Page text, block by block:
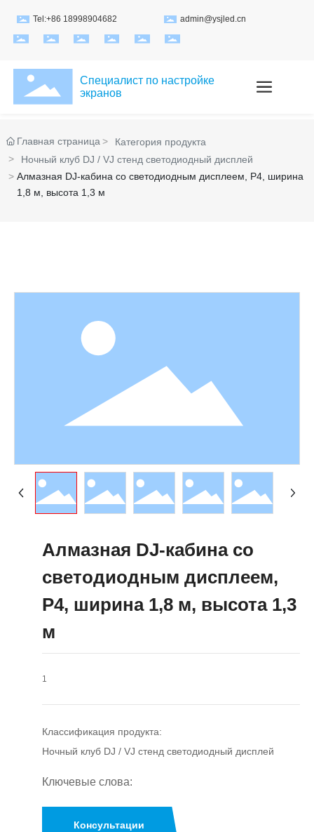
Tel:+86 18998904682 admin@ysjled.cn
Специалист по настройке
экранов
Главная страница
Категория продукта
Ночный клуб DJ / VJ стенд светодиодный дисплей
Алмазная DJ-кабина со светодиодным дисплеем, P4, ширина
1,8 м, высота 1,3 м
Алмазная DJ-кабина со
светодиодным дисплеем,
P4, ширина 1,8 м, высота 1,3
м
1
Классификация продукта:
Ночный клуб DJ / VJ стенд светодиодный дисплей
Ключевые слова:
Консультации